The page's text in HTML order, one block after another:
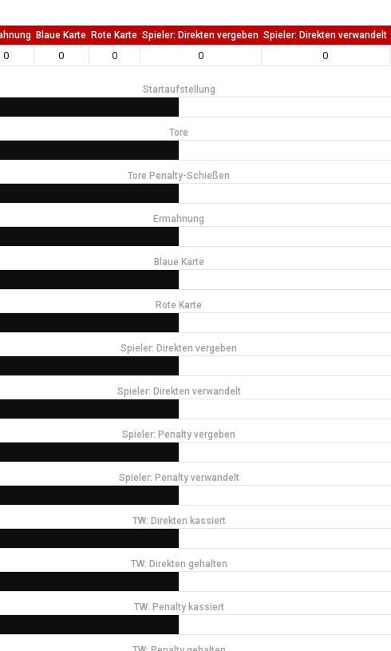
Blaue Karte Rote Karte Spieler: Direkten vergeben Spieler: Direkten verwandelt
0 0 0 0 0
Startaufstellung
Tore
Tore Penalty-Schießen
Ermahnung
Blaue Karte
Rote Karte
Spieler: Direkten vergeben
Spieler: Direkten verwandelt
Spieler: Penalty vergeben
Spieler: Penalty verwandelt
TW: Direkten kassiert
TW: Direkten gehalten
TW: Penalty kassiert